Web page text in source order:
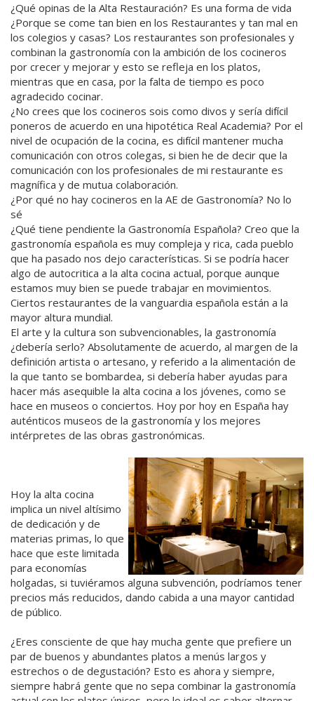
¿Qué opinas de la Alta Restauración? Es una forma de vida
¿Porque se come tan bien en los Restaurantes y tan mal en
los colegios y casas? Los restaurantes son profesionales y
combinan la gastronomía con la ambición de los cocineros
por crecer y mejorar y esto se refleja en los platos,
mientras que en casa, por la falta de tiempo es poco
agradecido cocinar.
¿No crees que los cocineros sois como divos y sería difícil
poneros de acuerdo en una hipotética Real Academia? Por el
nivel de ocupación de la cocina, es difícil mantener mucha
comunicación con otros colegas, si bien he de decir que la
comunicación con los profesionales de mi restaurante es
magnífica y de mutua colaboración.
¿Por qué no hay cocineros en la AE de Gastronomía? No lo
sé
¿Qué tiene pendiente la Gastronomía Española? Creo que la
gastronomía española es muy compleja y rica, cada pueblo
que ha pasado nos dejo características. Si se podría hacer
algo de autocritica a la alta cocina actual, porque aunque
estamos muy bien se puede trabajar en movimientos.
Ciertos restaurantes de la vanguardia española están a la
mayor altura mundial.
El arte y la cultura son subvencionables, la gastronomía
¿debería serlo? Absolutamente de acuerdo, al margen de la
definición artista o artesano, y referido a la alimentación de
la que tanto se bombardea, si debería haber ayudas para
hacer más asequible la alta cocina a los jóvenes, como se
hace en museos o conciertos. Hoy por hoy en España hay
auténticos museos de la gastronomía y los mejores
intérpretes de las obras gastronómicas.
Hoy la alta cocina
implica un nivel altísimo
de dedicación y de
materias primas, lo que
hace que este limitada
para economías
holgadas, si tuviéramos alguna subvención, podríamos tener
precios más reducidos, dando cabida a una mayor cantidad
de público.
¿Eres consciente de que hay mucha gente que prefiere un
par de buenos y abundantes platos a menús largos y
estrechos o de degustación? Esto es ahora y siempre,
siempre habrá gente que no sepa combinar la gastronomía